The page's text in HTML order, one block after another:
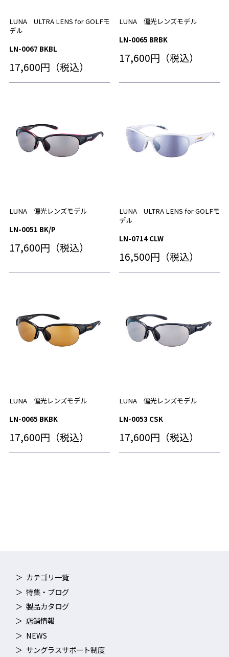
LUNA ULTRA LENS for GOLFモ
デル
LN-0067 BKBL
17,600円（税込）
LUNA 偏光レンズモデル
LN-0065 BRBK
17,600円（税込）
LUNA 偏光レンズモデル
LN-0051 BK/P
17,600円（税込）
LUNA ULTRA LENS for GOLFモ
デル
LN-0714 CLW
16,500円（税込）
LUNA 偏光レンズモデル
LN-0065 BKBK
17,600円（税込）
LUNA 偏光レンズモデル
LN-0053 CSK
17,600円（税込）
カテゴリ一覧
特集・ブログ
製品カタログ
店舗情報
NEWS
サングラスサポート制度